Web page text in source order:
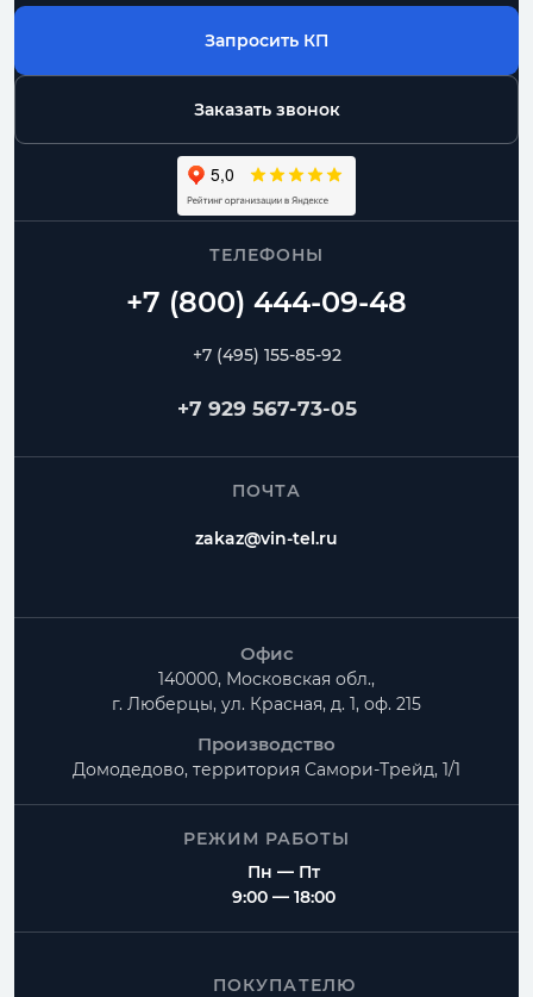
Запросить КП
Заказать звонок
ТЕЛЕФОНЫ
+7 (495) 155-85-92
+7 929 567-73-05
ПОЧТА
zakaz@vin-tel.ru
Офис
140000, Московская обл.,
г. Люберцы, ул. Красная, д. 1, оф. 215
Производство
Домодедово, территория Самори-Трейд, 1/1
РЕЖИМ РАБОТЫ
Пн — Пт
9:00 — 18:00
ПОКУПАТЕЛЮ